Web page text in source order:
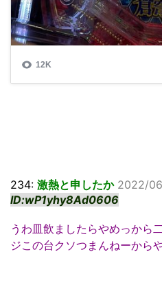
234: 激熱と申したか 2022/
ID:wP1yhy8Ad0606
うわ皿飲ましたらやめっから
ジこの台クソつまんねーから